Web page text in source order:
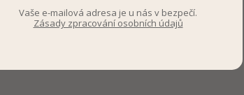
Vaše e-mailová adresa je u nás v bezpečí.
Zásady zpracování osobních údajů